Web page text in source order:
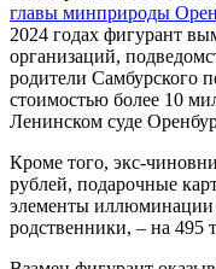
главы минприроды
2024 годах фигурант
организаций,
родители Самбурского
стоимостью более 10
Ленинском суде
Кроме того, экс-
рублей, подарочные
элементы иллюминации
родственники, – на 495